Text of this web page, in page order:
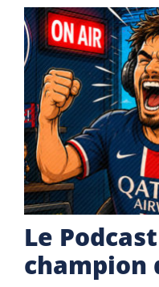
Le
champion